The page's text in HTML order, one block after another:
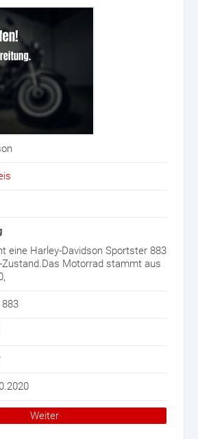
eine Harley-Davidson Sportster 883
Zustand.Das Motorrad stammt aus
883
Weiter